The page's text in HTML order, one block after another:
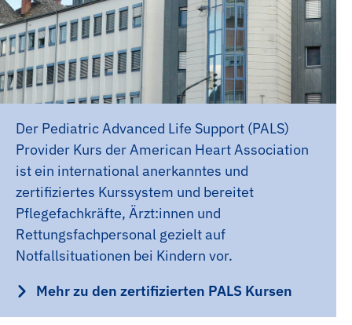
Der Pediatric Advanced Life Support (PALS)
Provider Kurs der American Heart Association
ist ein international anerkanntes und
zertifiziertes Kurssystem und bereitet
Pflegefachkräfte, Ärzt:innen und
Rettungsfachpersonal gezielt auf
Notfallsituationen bei Kindern vor.
Mehr zu den zertifizierten PALS Kursen